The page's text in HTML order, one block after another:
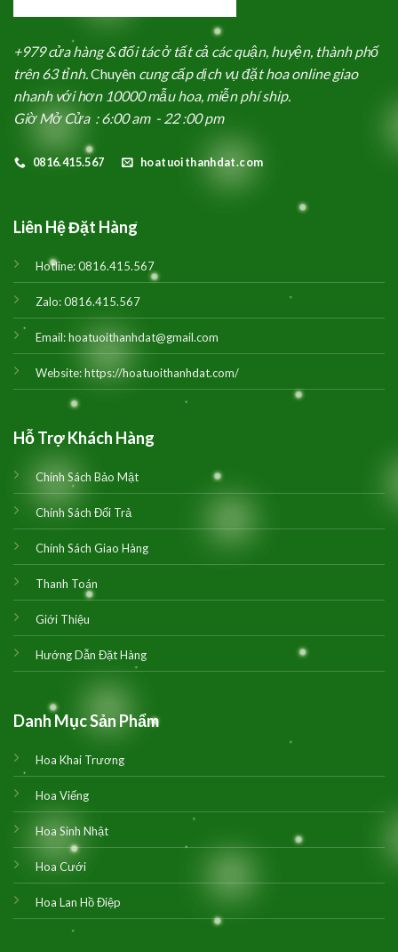
+979 cửa hàng & đối tác ở tất cả các quận, huyện, thành phố
trên 63 tỉnh.Chuyên cung cấp dịch vụ đặt hoa online giao
nhanh với hơn 10000 mẫu hoa, miễn phí ship.
Giờ Mở Cửa : 6:00 am - 22 :00 pm
0816.415.567 hoatuoithanhdat.com
Liên Hệ Đặt Hàng
Hotline:0816.415.567
Zalo:0816.415.567
Email:hoatuoithanhdat@gmail.com
Website:https://hoatuoithanhdat.com/
Hỗ Trợ Khách Hàng
Chính Sách Bảo Mật
Chính Sách Đổi Trả
Chính Sách Giao Hàng
Thanh Toán
Giới Thiệu
Hướng Dẫn Đặt Hàng
Danh Mục Sản Phẩm
Hoa Khai Trương
Hoa Viếng
Hoa Sinh Nhật
Hoa Cưới
Hoa Lan Hồ Điệp